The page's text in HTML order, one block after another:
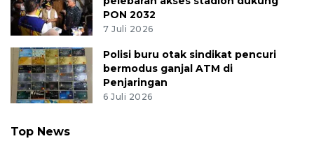
PON 2032
7 Juli 2026
Polisi buru otak sindikat pencuri
bermodus ganjal ATM di
Penjaringan
6 Juli 2026
Top News